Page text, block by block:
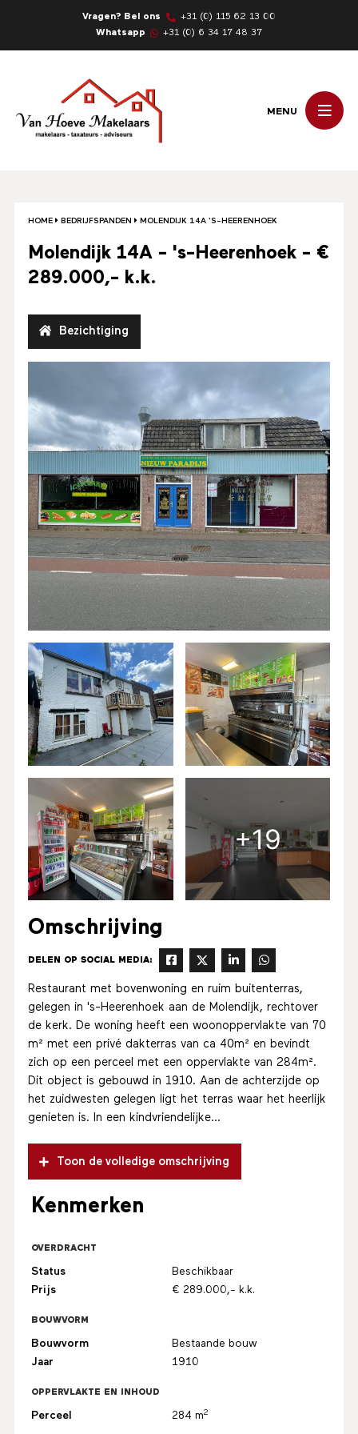
Vragen? Bel ons
+31 (0) 115 62 13 00
Whatsapp
+31 (0) 6 34 17 48 37
MENU
HOME BEDRIJFSPANDEN MOLENDIJK 14A ‘S-HEERENHOEK
Molendijk 14A - 's-Heerenhoek - €
289.000,- k.k.
Bezichtiging
+19
Omschrijving
DELEN OP SOCIAL MEDIA:
Restaurant met bovenwoning en ruim buitenterras,
gelegen in 's-Heerenhoek aan de Molendijk, rechtover
de kerk. De woning heeft een woonoppervlakte van 70
m² met een privé dakterras van ca 40m² en bevindt
zich op een perceel met een oppervlakte van 284m².
Dit object is gebouwd in 1910. Aan de achterzijde op
het zuidwesten gelegen ligt het terras waar het heerlijk
genieten is. In een kindvriendelijke...
Toon de volledige omschrijving
Kenmerken
OVERDRACHT
Status
Beschikbaar
Prijs
€ 289.000,- k.k.
BOUWVORM
Bouwvorm
Bestaande bouw
Jaar
1910
OPPERVLAKTE EN INHOUD
Perceel 284 m2